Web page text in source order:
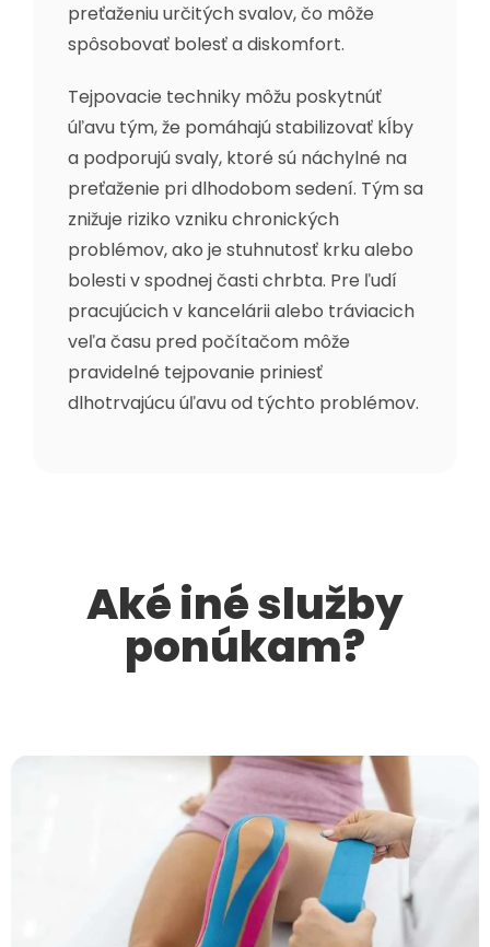
preťaženiu určitých svalov, čo môže
spôsobovať bolesť a diskomfort.
Tejpovacie techniky môžu poskytnúť
úľavu tým, že pomáhajú stabilizovať kĺby
a podporujú svaly, ktoré sú náchylné na
preťaženie pri dlhodobom sedení. Tým sa
znižuje riziko vzniku chronických
problémov, ako je stuhnutosť krku alebo
bolesti v spodnej časti chrbta. Pre ľudí
pracujúcich v kancelárii alebo tráviacich
veľa času pred počítačom môže
pravidelné tejpovanie priniesť
dlhotrvajúcu úľavu od týchto problémov.
Aké iné služby
ponúkam?